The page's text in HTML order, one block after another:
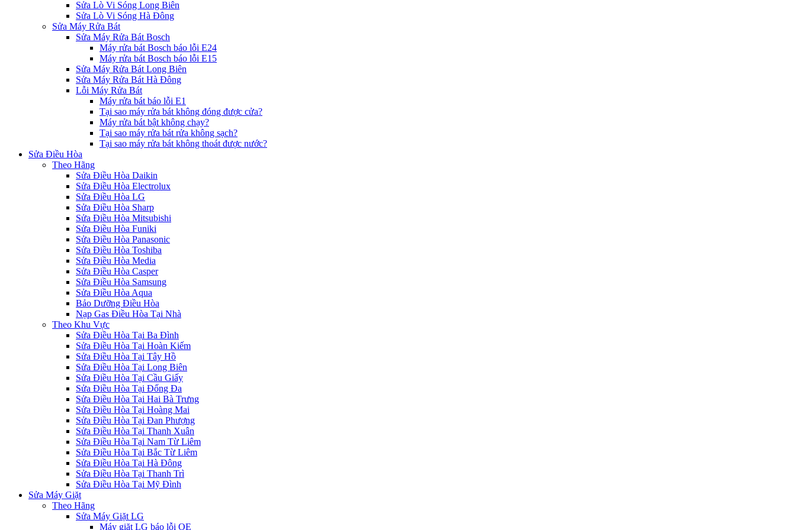
Sửa Lò Vi Sóng Long Biên
Sửa Lò Vi Sóng Hà Đông
Sửa Máy Rửa Bát
Sửa Máy Rửa Bát Bosch
Máy rửa bát Bosch báo lỗi E24
Máy rửa bát Bosch báo lỗi E15
Sửa Máy Rửa Bát Long Biên
Sửa Máy Rửa Bát Hà Đông
Lỗi Máy Rửa Bát
Máy rửa bát báo lỗi E1
Tại sao máy rửa bát không đóng được cửa?
Máy rửa bát bật không chạy?
Tại sao máy rửa bát rửa không sạch?
Tại sao máy rửa bát không thoát được nước?
Sửa Điều Hòa
Theo Hãng
Sửa Điều Hòa Daikin
Sửa Điều Hòa Electrolux
Sửa Điều Hòa LG
Sửa Điều Hòa Sharp
Sửa Điều Hòa Mitsubishi
Sửa Điều Hòa Funiki
Sửa Điều Hòa Panasonic
Sửa Điều Hòa Toshiba
Sửa Điều Hòa Media
Sửa Điều Hòa Casper
Sửa Điều Hòa Samsung
Sửa Điều Hòa Aqua
Bảo Dưỡng Điều Hòa
Nạp Gas Điều Hòa Tại Nhà
Theo Khu Vực
Sửa Điều Hòa Tại Ba Đình
Sửa Điều Hòa Tại Hoàn Kiếm
Sửa Điều Hòa Tại Tây Hồ
Sửa Điều Hòa Tại Long Biên
Sửa Điều Hòa Tại Cầu Giấy
Sửa Điều Hòa Tại Đống Đa
Sửa Điều Hòa Tại Hai Bà Trưng
Sửa Điều Hòa Tại Hoàng Mai
Sửa Điều Hòa Tại Đan Phượng
Sửa Điều Hòa Tại Thanh Xuân
Sửa Điều Hòa Tại Nam Từ Liêm
Sửa Điều Hòa Tại Bắc Từ Liêm
Sửa Điều Hòa Tại Hà Đông
Sửa Điều Hòa Tại Thanh Trì
Sửa Điều Hòa Tại Mỹ Đình
Sửa Máy Giặt
Theo Hãng
Sửa Máy Giặt LG
Máy giặt LG báo lỗi OE